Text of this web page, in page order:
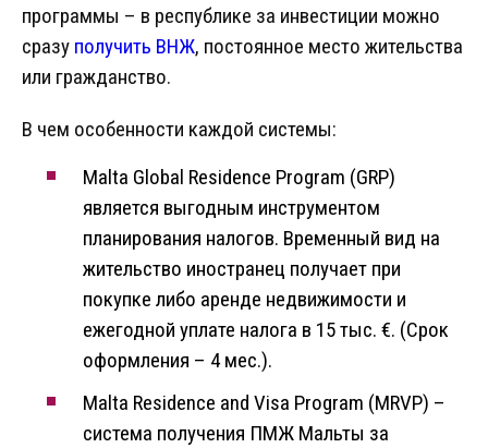
программы – в республике за инвестиции можно
сразу получить ВНЖ, постоянное место жительства
или гражданство.
В чем особенности каждой системы:
Malta Global Residence Program (GRP)
является выгодным инструментом
планирования налогов. Временный вид на
жительство иностранец получает при
покупке либо аренде недвижимости и
ежегодной уплате налога в 15 тыс. €. (Срок
оформления – 4 мес.).
Malta Residence and Visa Program (MRVP) –
система получения ПМЖ Мальты за